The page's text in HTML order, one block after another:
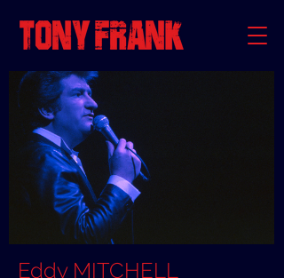
Eddy MITCHELL